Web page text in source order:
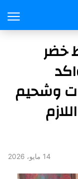
خضر
وشحيم
14 مايو، 2026